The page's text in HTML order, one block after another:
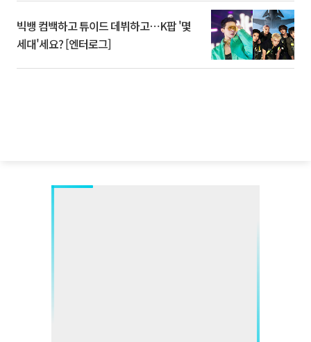
빅뱅 컴백하고 튜이드 데뷔하고⋯K팝 '몇
세대'세요? [엔터로그]